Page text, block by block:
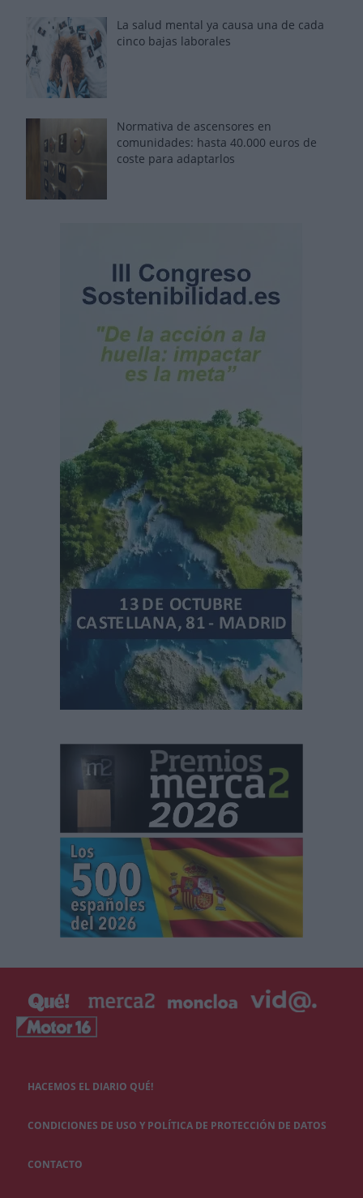
La salud mental ya causa una de cada
cinco bajas laborales
Normativa de ascensores en
comunidades: hasta 40.000 euros de
coste para adaptarlos
HACEMOS EL DIARIO QUÉ!
CONDICIONES DE USO Y POLÍTICA DE PROTECCIÓN DE DATOS
CONTACTO